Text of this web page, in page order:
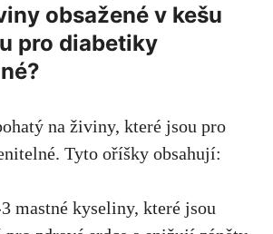
obsažené v kešu
pro diabetiky
na⁢ živiny, ‌které⁢ jsou pro
Tyto oříšky​ obsahují:
⁢mastné kyseliny, které jsou